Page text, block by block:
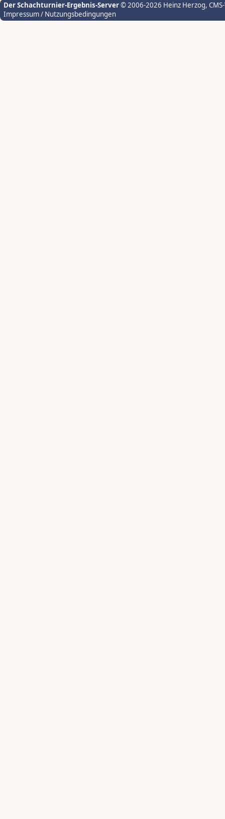
Der Schachturnier-Ergebnis-Server© 2006-2026 Heinz Herzog,
Impressum / Nutzungsbedingungen